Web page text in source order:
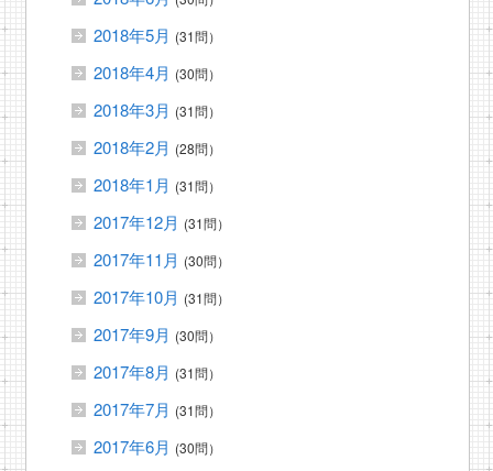
2018年5月 (31問）
2018年4月 (30問）
2018年3月 (31問）
2018年2月 (28問）
2018年1月 (31問）
2017年12月 (31問）
2017年11月 (30問）
2017年10月 (31問）
2017年9月 (30問）
2017年8月 (31問）
2017年7月 (31問）
2017年6月 (30問）